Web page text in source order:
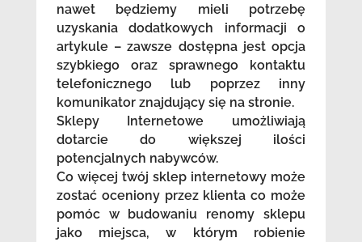
nawet będziemy mieli potrzebę
uzyskania dodatkowych informacji o
artykule – zawsze dostępna jest opcja
szybkiego oraz sprawnego kontaktu
telefonicznego lub poprzez inny
komunikator znajdujący się na stronie.
Sklepy Internetowe umożliwiają
dotarcie do większej ilości
potencjalnych nabywców.
Co więcej twój sklep internetowy może
zostać oceniony przez klienta co może
pomóc w budowaniu renomy sklepu
jako miejsca, w którym robienie